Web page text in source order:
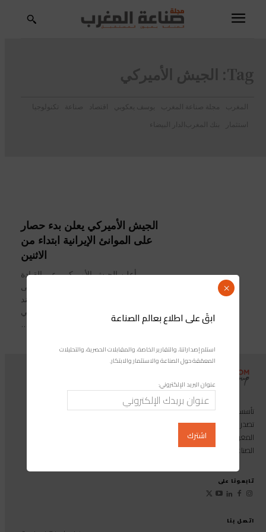
Tag: الجيش الأميركي
المغرب مجلة صناعة المغرب يوسف يعكوبي اقتصاد صناعة
تكنولوجيا
استثمار
بنك المغرب الدار البيضاء
الجيش الأميركي يعلن بدء حصار
على الموانئ الإيرانية ابتداء من
الاثنين
أعلن الجيش الأميركي، عبر القيادة
المركزية الأمريكية، بدء فرض حصار على
الموانئ الإيرانية ابتداء من يوم الاثنين عند
الساعة 14:00 بتوقيت غرينتش، في
خطوة...
اتصل بنا
تأسست مجموعة إندوستريكوم عام 2013، وهي مجموعة إعلامية متخصصة
تصدر المجلة الرائدة المخصصة للصناعة والاستثمار والابتكار: مجلة «صناعة
المغرب»، بالإضافة إلى أول منصة رقمية موجهة لخدمة المهنيين في القطاع
الصناعي.
تابعونا على
ابقَ على اطلاع بعالم الصناعة
استلم إصداراتنا، والتقارير الخاصة، والمقابلات الحصرية، والتحليلات
المعمّقة حول الصناعة والاستثمار والابتكار.
عنوان البريد الإلكتروني:
×